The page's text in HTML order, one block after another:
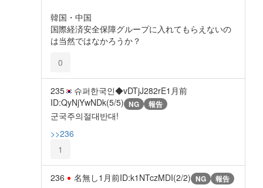
韓国・中国
国際経済安全保障グループに入れてもらえないの
は当然ではなかろうか？
0
235 슈퍼한국인◆vDTjJ282rE1月前
ID:QyNjYwNDk(5/5) NG 報告
군국주의절대반대!
>>236
1
236 名無し1月前ID:k1NTczMDI(2/2) NG 報告